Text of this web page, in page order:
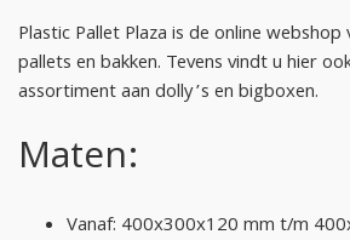
Plastic Pallet Plaza is de online
pallets en bakken. Tevens vindt u hier
assortiment aan dolly’s en bigboxen.
Maten:
Vanaf: 400x300x120 mm t/m